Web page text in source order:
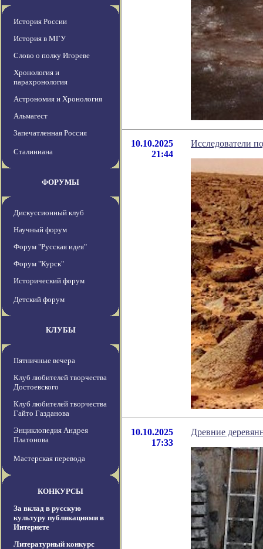
История России
История в МГУ
Слово о полку Игореве
Хронология и
парахронология
Астрономия и Хронология
Альмагест
Запечатленная Россия
Сталиниана
ФОРУМЫ
Дискуссионный клуб
Научный форум
Форум "Русская идея"
Форум "Курск"
Исторический форум
Детский форум
КЛУБЫ
Пятничные вечера
Клуб любителей творчества
Достоевского
Клуб любителей творчества
Гайто Газданова
Энциклопедия Андрея
Платонова
Мастерская перевода
КОНКУРСЫ
За вклад в русскую
культуру публикациями в
Интернете
Литературный конкурс
10.10.2025
21:44
Исследователи
10.10.2025
17:33
Древние